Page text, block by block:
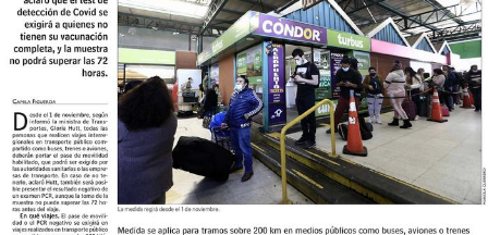
Despliegues por Rubros